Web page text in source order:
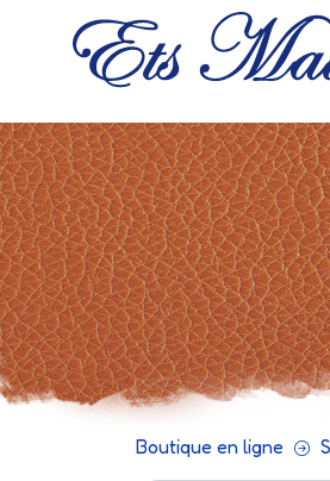
Boutique en ligne